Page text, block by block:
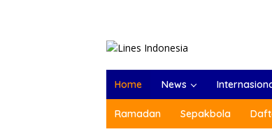
Home News
Ramadan Sepakbola